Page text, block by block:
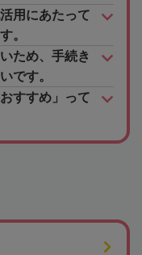
用にあたって
。
ため、手続き
です。
すすめ」って